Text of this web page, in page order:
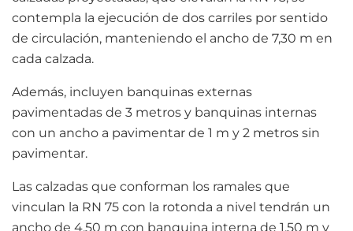
contempla la ejecución de dos carriles por sentido
de circulación, manteniendo el ancho de 7,30 m en
cada calzada.
Además, incluyen banquinas externas
pavimentadas de 3 metros y banquinas internas
con un ancho a pavimentar de 1 m y 2 metros sin
pavimentar.
Las calzadas que conforman los ramales que
vinculan la RN 75 con la rotonda a nivel tendrán un
ancho de 4,50 m con banquina interna de 1,50 m y